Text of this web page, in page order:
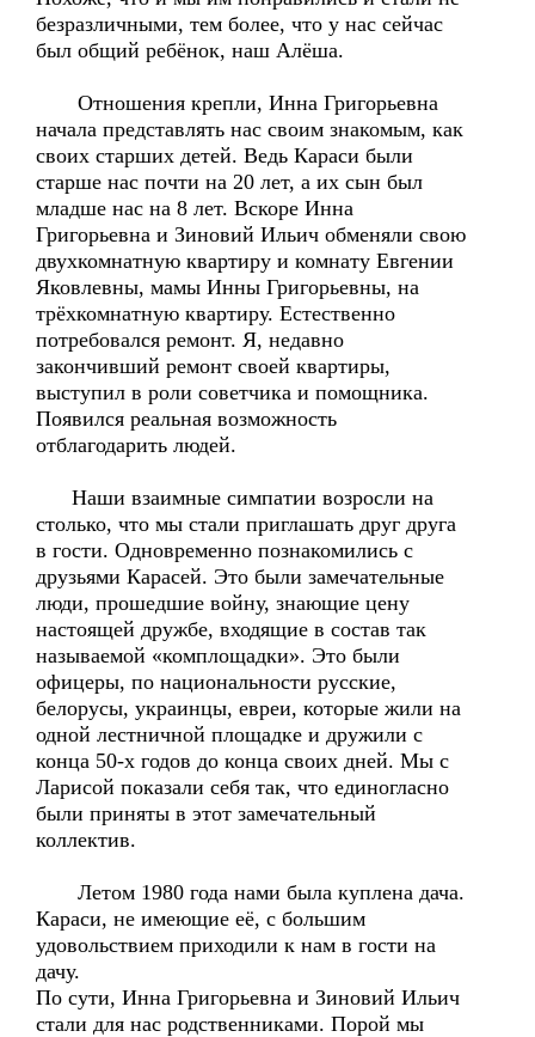
безразличными, тем более, что у нас сейчас
был общий ребёнок, наш Алёша.
Отношения крепли, Инна Григорьевна
начала представлять нас своим знакомым, как
своих старших детей. Ведь Караси были
старше нас почти на 20 лет, а их сын был
младше нас на 8 лет. Вскоре Инна
Григорьевна и Зиновий Ильич обменяли свою
двухкомнатную квартиру и комнату Евгении
Яковлевны, мамы Инны Григорьевны, на
трёхкомнатную квартиру. Естественно
потребовался ремонт. Я, недавно
закончивший ремонт своей квартиры,
выступил в роли советчика и помощника.
Появился реальная возможность
отблагодарить людей.
Наши взаимные симпатии возросли на
столько, что мы стали приглашать друг друга
в гости. Одновременно познакомились с
друзьями Карасей. Это были замечательные
люди, прошедшие войну, знающие цену
настоящей дружбе, входящие в состав так
называемой «комплощадки». Это были
офицеры, по национальности русские,
белорусы, украинцы, евреи, которые жили на
одной лестничной площадке и дружили с
конца 50-х годов до конца своих дней. Мы с
Ларисой показали себя так, что единогласно
были приняты в этот замечательный
коллектив.
Летом 1980 года нами была куплена дача.
Караси, не имеющие её, с большим
удовольствием приходили к нам в гости на
дачу.
По сути, Инна Григорьевна и Зиновий Ильич
стали для нас родственниками. Порой мы